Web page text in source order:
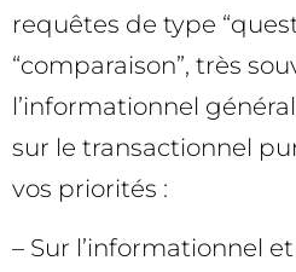
requêtes de type
“comparaison”, très
l’informationnel
sur le transactionnel
vos priorités :
– Sur l’informationnel